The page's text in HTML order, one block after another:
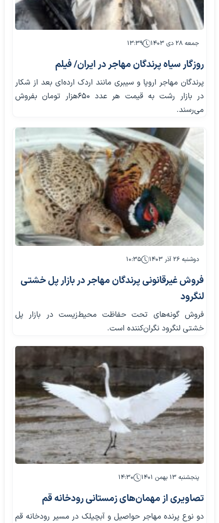
جمعه ۲۸ دی ۱۴۰۳ ۱۳:۳۹
روزگار سیاه پرندگان مهاجر در ایران/ فیلم
پرندگان مهاجر اروپا و سیبری مانند اردک ارده‌ای بعد از شکار
در بازار رشت به قیمت هر عدد ۶۵۰هزار تومان بفروش
می‌رسند.
دوشنبه ۲۶ آذر ۱۴۰۳ ۱۰:۳۵
فروش غیرقانونی پرندگان مهاجر در بازار پل خشتی
لنگرود
فروش گونه‌های تحت حفاظت محیط‌زیست در بازار پل
خشتی لنگرود نگران‌کننده است.
پنجشنبه ۱۳ بهمن ۱۴۰۱ ۱۴:۳۰
تصاویری از مهمان‌های زمستانی رودخانه قم
دو نوع پرنده مهاجر حواصیل و آبچیلک در مسیر رودخانه قم